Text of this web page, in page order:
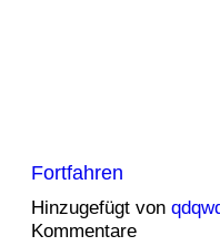
Fortfahren
Hinzugefügt von
Kommentare